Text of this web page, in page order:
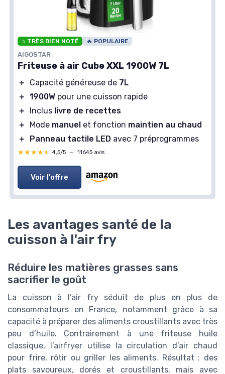
⭐ TRÈS BIEN NOTÉ 🔥 POPULAIRE
AIGOSTAR
Friteuse à air Cube XXL 1900W 7L
＋ Capacité généreuse de 7L
＋ 1900W pour une cuisson rapide
＋
Inclus livre de recettes
＋
Mode manuel et fonction maintien au chaud
＋
Panneau tactile LED avec 7 préprogrammes
★★★★★
★★★★★ 4,5/5 — 11645 avis
Voir l'offre
Les avantages santé de la
cuisson à l'air fry
Réduire les matières grasses sans
sacrifier le goût
La cuisson à l’air fry séduit de plus en plus de
consommateurs en France, notamment grâce à sa
capacité à préparer des aliments croustillants avec très
peu d’huile. Contrairement à une friteuse huile
classique, l’airfryer utilise la circulation d’air chaud
pour frire, rôtir ou griller les aliments. Résultat : des
plats savoureux, dorés et croustillants, mais avec